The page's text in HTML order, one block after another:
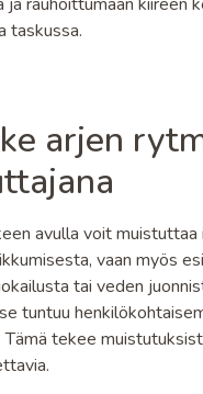
taskussa.
arjen
avulla voit
vaan myös
tai veden
tuntuu
tekee